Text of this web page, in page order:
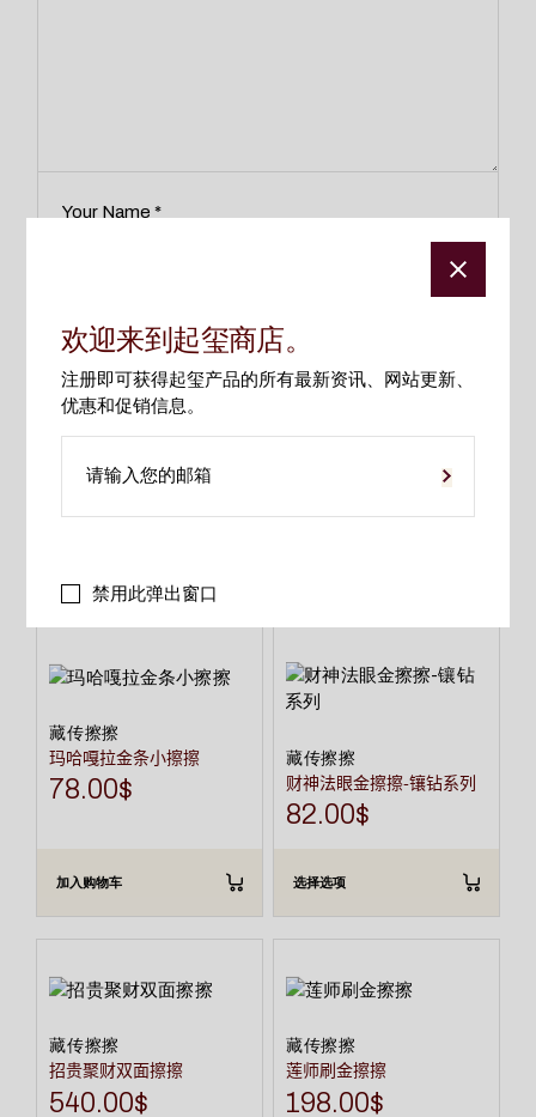
在此浏览器中保存我的显示名称、邮箱地址和网站地址，以
便下次评论时使用。
相关产品
藏传擦擦
玛哈嘎拉金条小擦擦
78.00$
加入购物车
藏传擦擦
财神法眼金擦擦-镶钻系列
82.00$
选择选项
本
品
有
多
体。
可
在
产
择
这
选
项
藏传擦擦
招贵聚财双面擦擦
540.00$
藏传擦擦
莲师刷金擦擦
198.00$
欢迎来到起玺商店。
注册即可获得起玺产品的所有最新资讯、网站更新、
优惠和促销信息。
禁用此弹出窗口